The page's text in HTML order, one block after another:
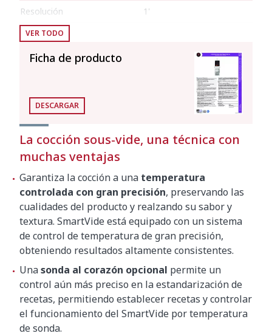
Resolución
1'
Duración ciclo(s)
Características generales
recipiente
Potencia total
Dimensiones parte sumergible
197 mm
Dimensiones exteriores
125 mm x 148 mm x
435 mm
Peso neto 4,65 kg
VER TODO
Ficha de producto
DESCARGAR
La cocción sous-vide, una técnica con
muchas ventajas
Garantiza la cocción a una temperatura
controlada con gran precisión, preservando las
cualidades del producto y realzando su sabor y
textura. SmartVide está equipado con un sistema
de control de temperatura de gran precisión,
obteniendo resultados altamente consistentes.
Unasonda al corazón opcional permite un
control aún más preciso en la estandarización de
recetas, permitiendo establecer recetas y controlar
el funcionamiento del SmartVide por temperatura
de sonda.